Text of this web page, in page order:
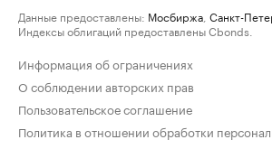
Данные предоставлены: Мосбиржа Санкт-
Индексы облигаций предоставлены Cbonds.
Информация об ограничениях
О соблюдении авторских прав
Пользовательское соглашение
Политика в отношении обработки